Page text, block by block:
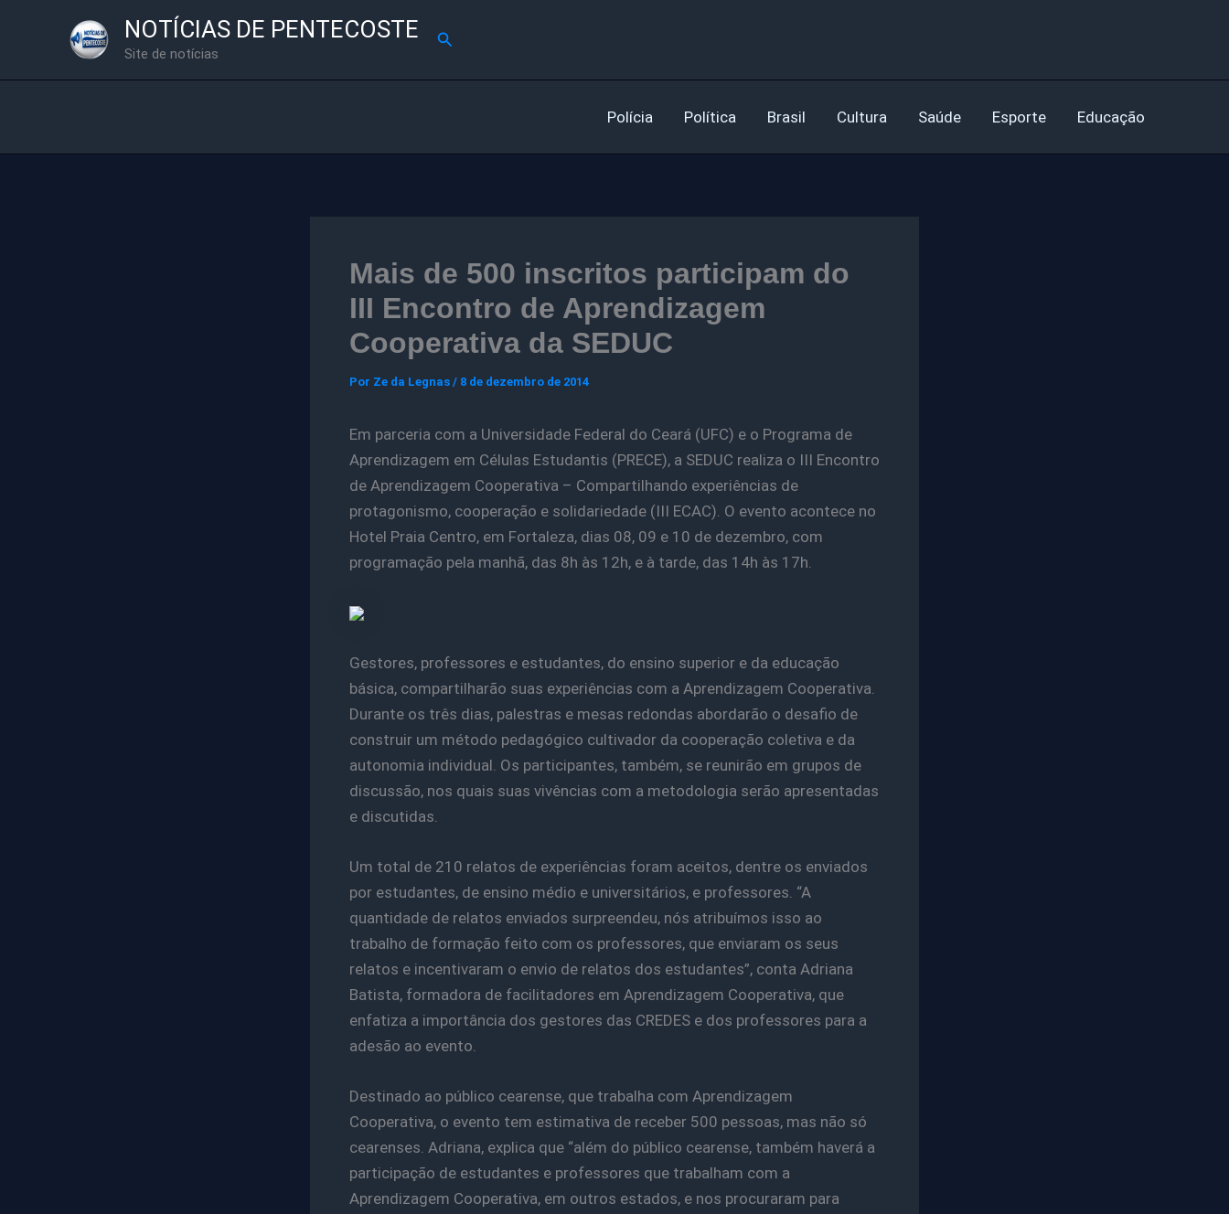
NOTÍCIAS DE PENTECOSTE
Site de notícias
Pesquisar
Polícia Política Brasil Cultura Saúde Esporte Educação
Mais de 500 inscritos participam do
III Encontro de Aprendizagem
Cooperativa da SEDUC
Por Ze da Legnas / 8 de dezembro de 2014
Em parceria com a Universidade Federal do Ceará (UFC) e o Programa de
Aprendizagem em Células Estudantis (PRECE), a SEDUC realiza o III Encontro
de Aprendizagem Cooperativa – Compartilhando experiências de
protagonismo, cooperação e solidariedade (III ECAC). O evento acontece no
Hotel Praia Centro, em Fortaleza, dias 08, 09 e 10 de dezembro, com
programação pela manhã, das 8h às 12h, e à tarde, das 14h às 17h.
Gestores, professores e estudantes, do ensino superior e da educação
básica, compartilharão suas experiências com a Aprendizagem Cooperativa.
Durante os três dias, palestras e mesas redondas abordarão o desafio de
construir um método pedagógico cultivador da cooperação coletiva e da
autonomia individual. Os participantes, também, se reunirão em grupos de
discussão, nos quais suas vivências com a metodologia serão apresentadas
e discutidas.
Um total de 210 relatos de experiências foram aceitos, dentre os enviados
por estudantes, de ensino médio e universitários, e professores. “A
quantidade de relatos enviados surpreendeu, nós atribuímos isso ao
trabalho de formação feito com os professores, que enviaram os seus
relatos e incentivaram o envio de relatos dos estudantes”, conta Adriana
Batista, formadora de facilitadores em Aprendizagem Cooperativa, que
enfatiza a importância dos gestores das CREDES e dos professores para a
adesão ao evento.
Destinado ao público cearense, que trabalha com Aprendizagem
Cooperativa, o evento tem estimativa de receber 500 pessoas, mas não só
cearenses. Adriana, explica que “além do público cearense, também haverá a
participação de estudantes e professores que trabalham com a
Aprendizagem Cooperativa, em outros estados, e nos procuraram para